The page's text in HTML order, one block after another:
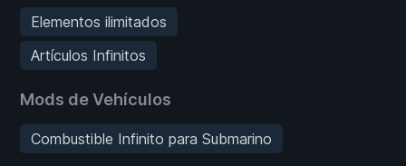
Elementos ilimitados
Artículos Infinitos
Mods de Vehículos
Combustible Infinito para Submarino